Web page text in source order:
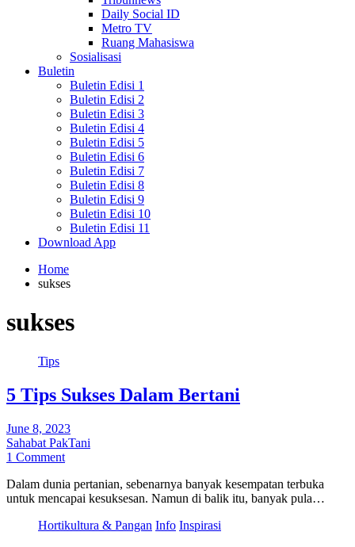
Daily Social ID
Metro TV
Ruang Mahasiswa
Sosialisasi
Buletin
Buletin Edisi 1
Buletin Edisi 2
Buletin Edisi 3
Buletin Edisi 4
Buletin Edisi 5
Buletin Edisi 6
Buletin Edisi 7
Buletin Edisi 8
Buletin Edisi 9
Buletin Edisi 10
Buletin Edisi 11
Download App
Home
sukses
sukses
Tips
5 Tips Sukses Dalam Bertani
June 8, 2023
Sahabat PakTani
1 Comment
Dalam dunia pertanian, sebenarnya banyak kesempatan terbuka
untuk mencapai kesuksesan. Namun di balik itu, banyak pula…
Hortikultura & Pangan Info Inspirasi